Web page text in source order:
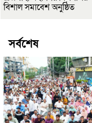
বিশাল সমাবেশ অনুষ্ঠিত
সর্বশেষ